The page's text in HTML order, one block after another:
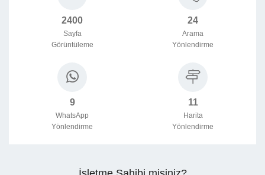
2400
Sayfa
Görüntüleme
24
Arama
Yönlendirme

9
WhatsApp
Yönlendirme
11
Harita
Yönlendirme